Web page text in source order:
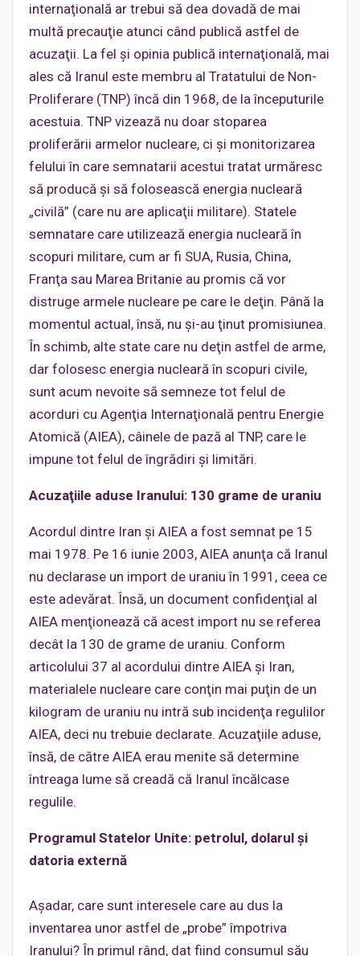
internaţională ar trebui să dea dovadă de mai
multă precauţie atunci când publică astfel de
acuzaţii. La fel şi opinia publică internaţională, mai
ales că Iranul este membru al Tratatului de Non-
Proliferare (TNP) încă din 1968, de la începuturile
acestuia. TNP vizează nu doar stoparea
proliferării armelor nucleare, ci şi monitorizarea
felului în care semnatarii acestui tratat urmăresc
să producă şi să folosească energia nucleară
„civilă” (care nu are aplicaţii militare). Statele
semnatare care utilizează energia nucleară în
scopuri militare, cum ar fi SUA, Rusia, China,
Franţa sau Marea Britanie au promis că vor
distruge armele nucleare pe care le deţin. Până la
momentul actual, însă, nu şi-au ţinut promisiunea.
În schimb, alte state care nu deţin astfel de arme,
dar folosesc energia nucleară în scopuri civile,
sunt acum nevoite să semneze tot felul de
acorduri cu Agenţia Internaţională pentru Energie
Atomică (AIEA), câinele de pază al TNP, care le
impune tot felul de îngrădiri şi limitări.
Acuzaţiile aduse Iranului: 130 grame de uraniu
Acordul dintre Iran şi AIEA a fost semnat pe 15
mai 1978. Pe 16 iunie 2003, AIEA anunţa că Iranul
nu declarase un import de uraniu în 1991, ceea ce
este adevărat. Însă, un document confidenţial al
AIEA menţionează că acest import nu se referea
decât la 130 de grame de uraniu. Conform
articolului 37 al acordului dintre AIEA şi Iran,
materialele nucleare care conţin mai puţin de un
kilogram de uraniu nu intră sub incidenţa regulilor
AIEA, deci nu trebuie declarate. Acuzaţiile aduse,
însă, de către AIEA erau menite să determine
întreaga lume să creadă că Iranul încălcase
regulile.
Programul Statelor Unite: petrolul, dolarul şi
datoria externă
Aşadar, care sunt interesele care au dus la
inventarea unor astfel de „probe” împotriva
Iranului? În primul rând, dat fiind consumul său